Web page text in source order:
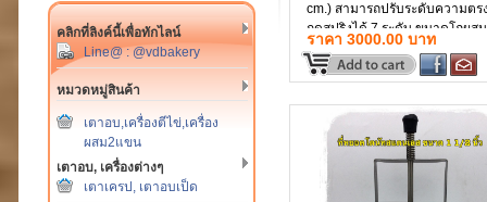
คลิกที่ลิงค์นี้เพื่อทักไลน์
Line@ : @vdbakery
หมวดหมู่สินค้า
เตาอบ,เครื่องตีไข่,เครื่อง
ผสม2แขน
เตาอบ, เครื่องต่างๆ
เตาเครป, เตาอบเป็ด
cm.) สามารถปรับระดับความตร
กดสปริงได้ 7 ระดับ ขนาดโถผส
ปาก ภายในกว้าง 16.5 cm. x ลึก
cm. ก้านกดกับโถหยอดแยกส่วน
ทำจากสแตนเลส สามารถนำถอ
ทำความสะอาดได้ง่าย (สินค้านำ
ราคา 3000.00 บาท